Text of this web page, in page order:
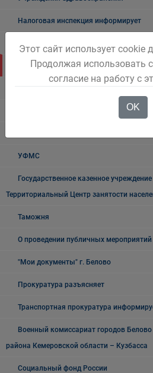
Налоговая инспекция информирует
Прокуратура информирует
ГИБДД
УФМС
Государственное казенное
Территориальный Центр занятости
Таможня
О проведении публичных мероприятий
"Мои документы" г. Белово
Прокуратура разъясняет
Транспортная прокуратура
Военный комиссариат городов Белово
района Кемеровской области – Кузбасса
Социальный фонд России
Этот сайт использует cookie
Продолжая использовать
согласие на работу с
OK